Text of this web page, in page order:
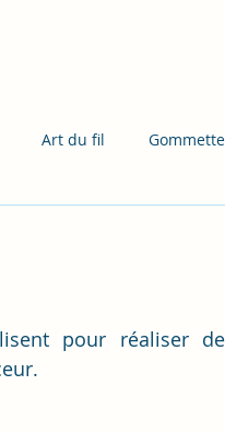
Art du fil
pour réaliser